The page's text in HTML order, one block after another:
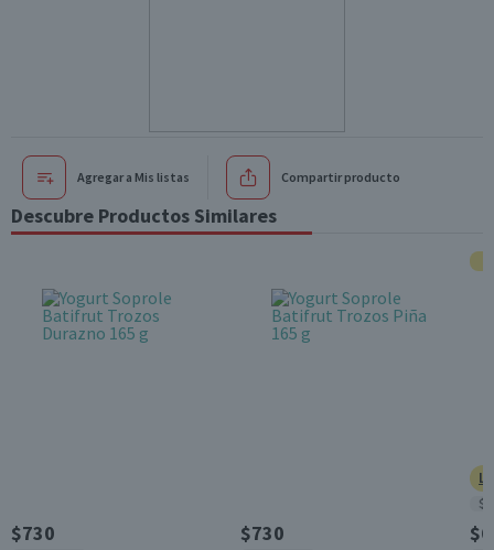
Agregar a Mis listas Compartir producto
Descubre Productos Similares
$730 $730